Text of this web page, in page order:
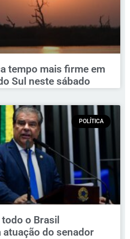
tempo mais firme em
Sul neste sábado
POLÍTICA
o Brasil
atuação do senador